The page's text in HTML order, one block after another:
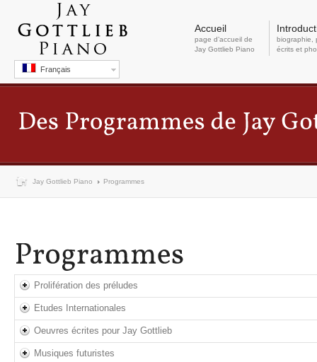
Français
Accueil
page d’accueil de
Jay Gottlieb Piano
biographie,
écrits et
Jay Gottlieb Piano Programmes
Prolifération des préludes
Etudes Internationales
Oeuvres écrites pour Jay Gottlieb
Musiques futuristes